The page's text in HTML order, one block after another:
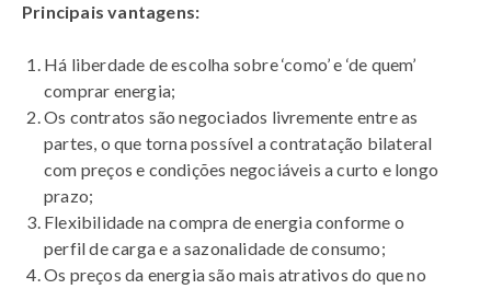
Principais vantagens:
Há liberdade de escolha sobre ‘como’ e ‘de quem’
comprar energia;
Os contratos são negociados livremente entre as
partes, o que torna possível a contratação bilateral
com preços e condições negociáveis a curto e longo
prazo;
Flexibilidade na compra de energia conforme o
perfil de carga e a sazonalidade de consumo;
Os preços da energia são mais atrativos do que no